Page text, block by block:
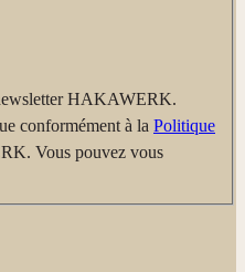
HAKAWERK.
conformément à la Politique
Vous pouvez vous